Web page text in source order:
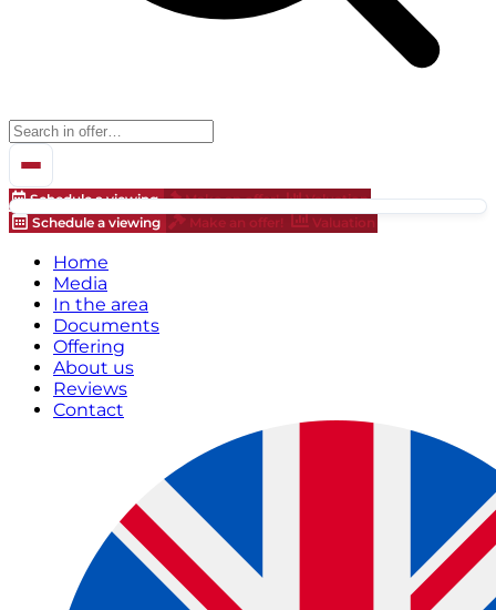
Schedule a viewing Make an offer!
Valuation
Schedule a viewing
Make an offer! Valuation
Home
Media
In the area
Documents
Offering
About us
Reviews
Contact